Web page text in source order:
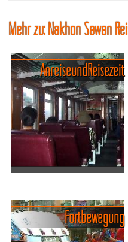
Mehr zu: Nakhon Sawan
Himmels", wie die
Übersetzung von Nakhon
Sawan lautet, gestaltet sich
Anreise und Reisezeit
Fortbewegung